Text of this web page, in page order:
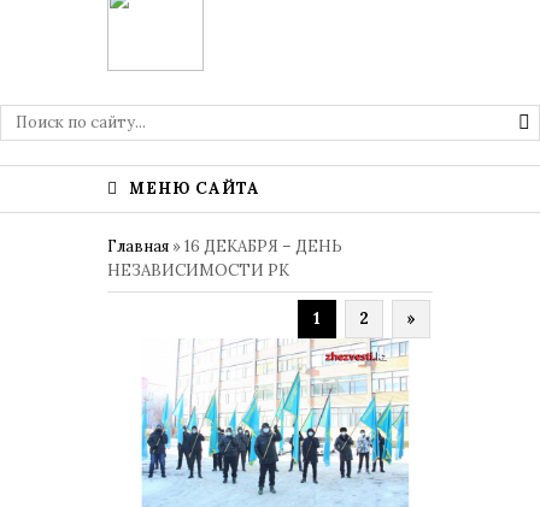
МЕНЮ САЙТА
Главная »16 ДЕКАБРЯ – ДЕНЬ
НЕЗАВИСИМОСТИ РК
1 2 »